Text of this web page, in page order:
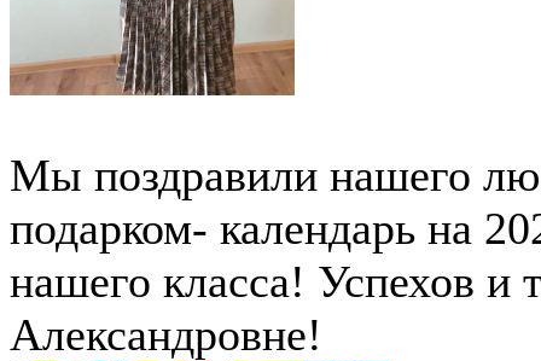
Мы поздравили нашего
подарком- календарь на
нашего класса! Успехов и
Александровне!